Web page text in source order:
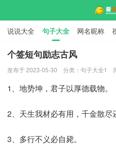
说说大全 句子大全 网名昵称
标语口号 签名大全
个签短句励志古风
发布于 2023-05-30 分类： 句子大全1
1、地势坤，君子以厚德载物。
2、天生我材必有用，千金散尽
3、多行不义必自毙。